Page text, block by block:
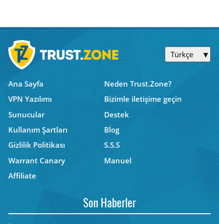
Türkçe
Ana Sayfa
Neden Trust.Zone?
VPN Yazılımı
Bizimle iletişime geçin
Sunucular
Destek
Kullanım Şartları
Blog
Gizlilik Politikası
S.S.S
Warrant Canary
Manuel
Affiliate
Son Haberler